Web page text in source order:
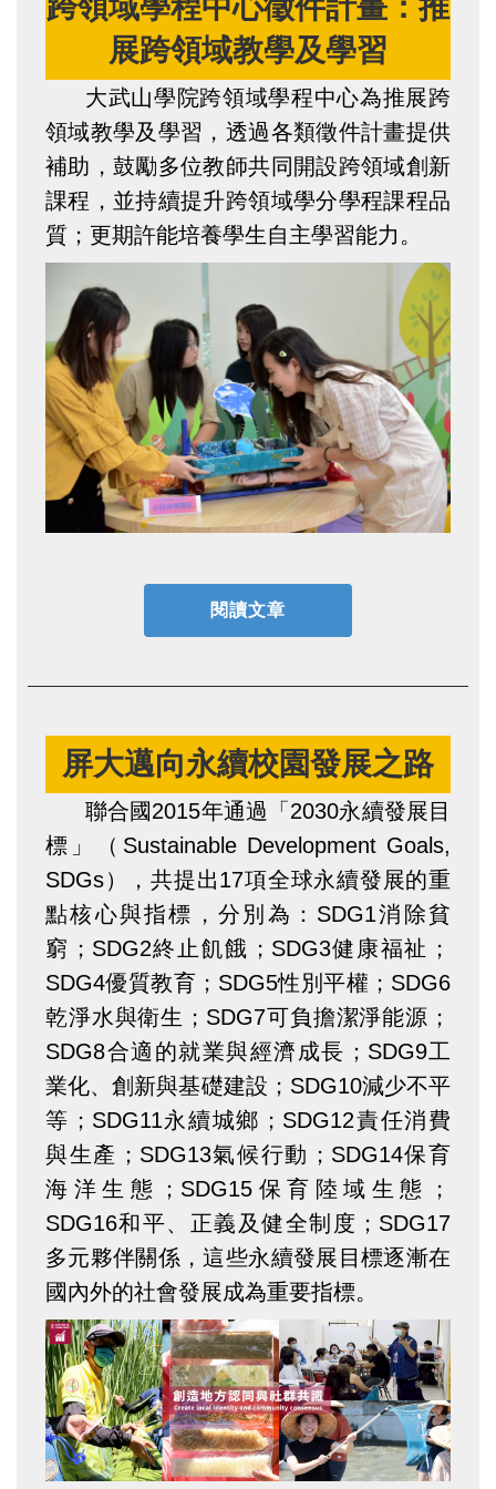
展跨領域教學及學習
大武山學院跨領域學程中心為推展跨
領域教學及學習，透過各類徵件計畫提供
補助，鼓勵多位教師共同開設跨領域創新
課程，並持續提升跨領域學分學程課程品
質；更期許能培養學生自主學習能力。
閱讀文章
屏大邁向永續校園發展之路
聯合國2015年通過「2030永續發展目
標」（Sustainable Development Goals,
SDGs），共提出17項全球永續發展的重
點核心與指標，分別為：SDG1消除貧
窮；SDG2終止飢餓；SDG3健康福祉；
SDG4優質教育；SDG5性別平權；SDG6
乾淨水與衛生；SDG7可負擔潔淨能源；
SDG8合適的就業與經濟成長；SDG9工
業化、創新與基礎建設；SDG10減少不平
等；SDG11永續城鄉；SDG12責任消費
與生產；SDG13氣候行動；SDG14保育
海洋生態；SDG15保育陸域生態；
SDG16和平、正義及健全制度；SDG17
多元夥伴關係，這些永續發展目標逐漸在
國內外的社會發展成為重要指標。